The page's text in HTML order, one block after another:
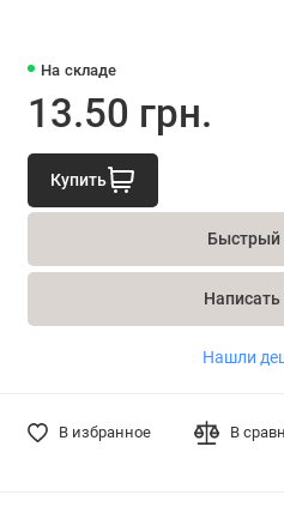
На складе
13.50 грн.
Купить
Быстрый
Нашли
В избранное В